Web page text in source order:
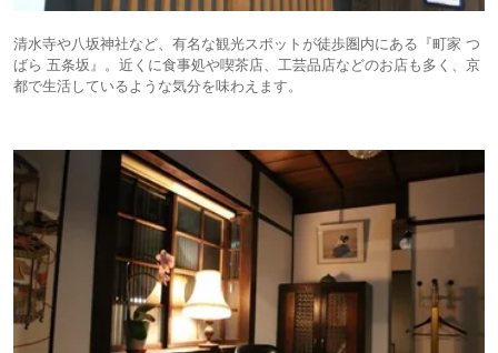
清水寺や八坂神社など、有名な観光スポットが徒歩圏内にある『町家 つ
ばら 五条坂』。近くに食事処や喫茶店、工芸品店などのお店も多く、京
都で生活しているような気分を味わえます。